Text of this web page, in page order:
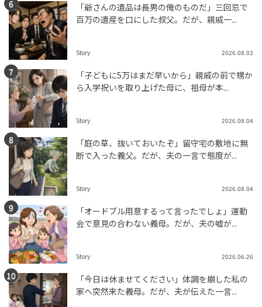
「爺さんの遺品は長男の俺のものだ」三回忌で
百万の遺産を口にした叔父。だが、親戚一...
Story 2026.08.03
「子どもに5万はまだ早いから」親戚の前で甥か
ら入学祝いを取り上げた母に、祖母が本...
Story 2026.08.04
「庭の草、抜いておいたぞ」留守宅の敷地に無
断で入った義父。だが、夫の一言で態度が...
Story 2026.08.04
「オードブル用意するって言ったでしょ」運動
会で意見の合わない義母。だが、夫の嘘が...
Story 2026.06.26
「今日は休ませてください」体調を崩した私の
家へ突然来た義母。だが、夫が伝えた一言...